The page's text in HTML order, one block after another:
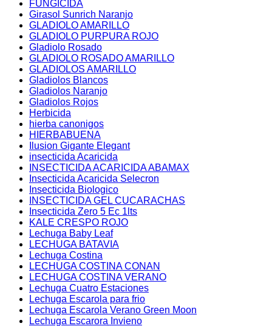
FUNGICIDA
Girasol Sunrich Naranjo
GLADIOLO AMARILLO
GLADIOLO PURPURA ROJO
Gladiolo Rosado
GLADIOLO ROSADO AMARILLO
GLADIOLOS AMARILLO
Gladiolos Blancos
Gladiolos Naranjo
Gladiolos Rojos
Herbicida
hierba canonigos
HIERBABUENA
Ilusion Gigante Elegant
insecticida Acaricida
INSECTICIDA ACARICIDA ABAMAX
Insecticida Acaricida Selecron
Insecticida Biologico
INSECTICIDA GEL CUCARACHAS
Insecticida Zero 5 Ec 1lts
KALE CRESPO ROJO
Lechuga Baby Leaf
LECHUGA BATAVIA
Lechuga Costina
LECHUGA COSTINA CONAN
LECHUGA COSTINA VERANO
Lechuga Cuatro Estaciones
Lechuga Escarola para frio
Lechuga Escarola Verano Green Moon
Lechuga Escarora Invieno